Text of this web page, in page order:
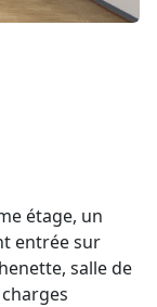
étage, un
entrée sur
salle de